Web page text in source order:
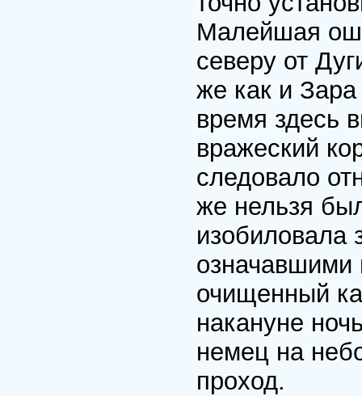
Малейшая
северу от
же как и
время здесь
вражеский
следовало
же нельзя
изобиловала
означавшими
очищенный
накануне
немец на
проход.